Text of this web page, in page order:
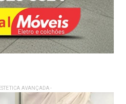
AVANÇADA -